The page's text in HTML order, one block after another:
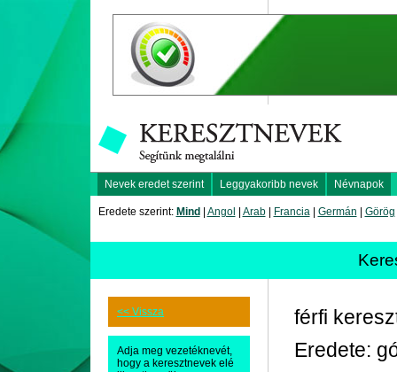
Nevek eredet szerint Leggyakoribb nevek Névnapok
Eredete szerint: Mind Angol Arab| Francia| Germán Görög
<< Vissza
Adja meg vezetéknevét,
hogy a keresztnevek elé
férfi
Eredete: